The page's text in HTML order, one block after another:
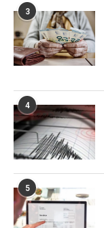
3
4
5